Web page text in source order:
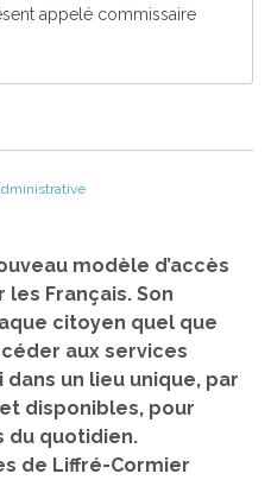
appelé commissaire
modèle d’accès
Français. Son
citoyen quel que
aux services
un lieu unique, par
disponibles, pour
du quotidien.
de Liffré-Cormier